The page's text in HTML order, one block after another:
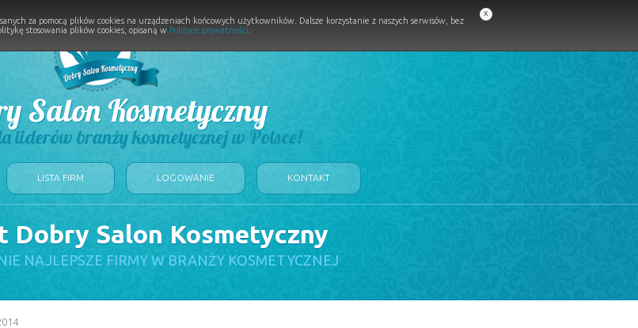
Salon Kosmetyczny
liderów branży kosmetycznej w Polsce!
LISTA FIRM LOGOWANIE KONTAKT
Dobry Salon Kosmetyczny
NAJLEPSZE FIRMY W BRANŻY KOSMETYCZNEJ
za pomocą plików cookies na urządzeniach końcowych użytkowników. Dalsze korzystanie z naszych serwisów, bez
stosowania plików cookies, opisaną w Polityce prywatności
x